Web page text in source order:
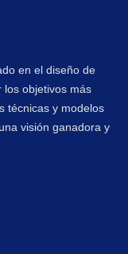
en el diseño de
los objetivos más
técnicas y modelos
visión ganadora y